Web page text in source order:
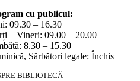
cu publicul:
09.30 – 16.30
– Vineri: 09.00 – 20.00
8.30 – 15.30
Sărbători legale: Închis
BIBLIOTECĂ